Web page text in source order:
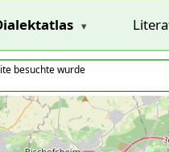
besuchte wurde